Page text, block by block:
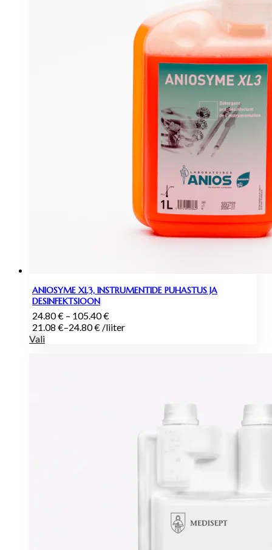
ANIOSYME XL3, INSTRUMENTIDE PUHASTUS JA
DESINFEKTSIOON
24.80€ – 105.40€Hinnavahemik:
24.80 €
21.08 €–24.80€ /liiter
Vali